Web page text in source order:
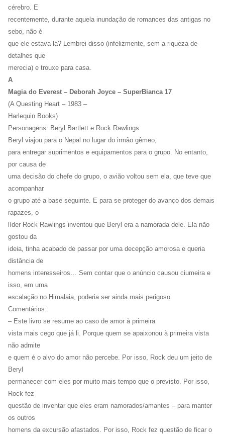
cérebro. E
recentemente, durante aquela inundação de romances das antigas no
sebo, não é
que ele estava lá? Lembrei disso (infelizmente, sem a riqueza de
detalhes que
merecia) e trouxe para casa.
A
Magia do Everest – Deborah Joyce – SuperBianca 17
(A Questing Heart – 1983 –
Harlequin Books)
Personagens: Beryl Bartlett e Rock Rawlings
Beryl viajou para o Nepal no lugar do irmão gêmeo,
para entregar suprimentos e equipamentos para o grupo. No entanto,
por causa de
uma decisão do chefe do grupo, o avião voltou sem ela, que teve que
acompanhar
o grupo até a base seguinte. E para se proteger do avanço dos demais
rapazes, o
líder Rock Rawlings inventou que Beryl era a namorada dele. Ela não
gostou da
ideia, tinha acabado de passar por uma decepção amorosa e queria
distância de
homens interesseiros… Sem contar que o anúncio causou ciumeira e
isso, em uma
escalação no Himalaia, poderia ser ainda mais perigoso.
Comentários:
– Este livro se resume ao caso de amor à primeira
vista mais cego que já li. Porque quem se apaixonou à primeira vista
não admite
e quem é o alvo do amor não percebe. Por isso, Rock deu um jeito de
Beryl
permanecer com eles por muito mais tempo que o previsto. Por isso,
Rock fez
questão de inventar que eles eram namorados/amantes – para manter
os outros
homens da excursão afastados. Por isso, Rock fez questão de ficar o